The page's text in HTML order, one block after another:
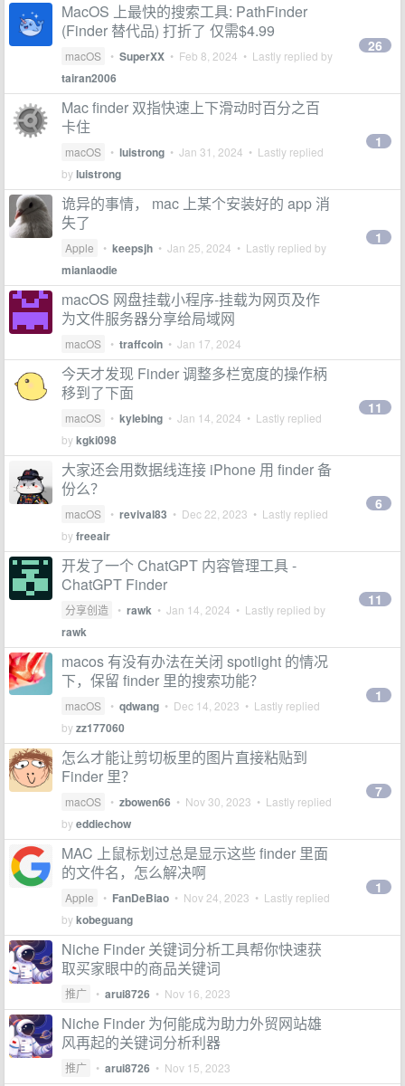
MacOS 上最快的搜索工具: PathFinder
(Finder 替代品) 打折了 仅需$4.99
macOS • SuperXX • Feb 8, 2024 • Lastly replied by
tairan2006
26
Mac finder 双指快速上下滑动时百分之百
卡住
macOS • luistrong • Jan 31, 2024 • Lastly replied
byluistrong
1
诡异的事情， mac 上某个安装好的 app 消
失了
Apple • keepsjh • Jan 25, 2024 • Lastly replied by
mianlaodie
1
macOS 网盘挂载小程序-挂载为网页及作
为文件服务器分享给局域网
macOS • traffcoin • Jan 17, 2024
今天才发现 Finder 调整多栏宽度的操作柄
移到了下面
macOS • kylebing • Jan 14, 2024 • Lastly replied
bykgki098
11
大家还会用数据线连接 iPhone 用 finder 备
份么？
macOS • revival83 • Dec 22, 2023 • Lastly replied
byfreeair
6
开发了一个 ChatGPT 内容管理工具 -
ChatGPT Finder
分享创造 • rawk • Jan 14, 2024 • Lastly replied by
rawk
11
macos 有没有办法在关闭 spotlight 的情况
下，保留 finder 里的搜索功能？
macOS • qdwang • Dec 14, 2023 • Lastly replied
byzz177060
1
怎么才能让剪切板里的图片直接粘贴到
Finder 里？
macOS • zbowen66 • Nov 30, 2023 • Lastly replied
byeddiechow
7
MAC 上鼠标划过总是显示这些 finder 里面
的文件名，怎么解决啊
Apple • FanDeBiao • Nov 24, 2023 • Lastly replied
bykobeguang
1
Niche Finder 关键词分析工具帮你快速获
取买家眼中的商品关键词
推广 • arui8726 • Nov 16, 2023
Niche Finder 为何能成为助力外贸网站雄
风再起的关键词分析利器
推广 • arui8726 • Nov 15, 2023